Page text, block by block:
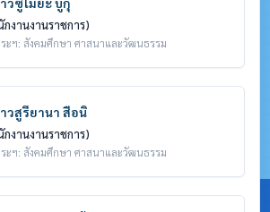
งานงานราชการ)
ะฯ: สังคมศึกษา ศาสนาและวัฒนธรรม
วสูรียานา สือนิ
งานงานราชการ)
ะฯ: สังคมศึกษา ศาสนาและวัฒนธรรม